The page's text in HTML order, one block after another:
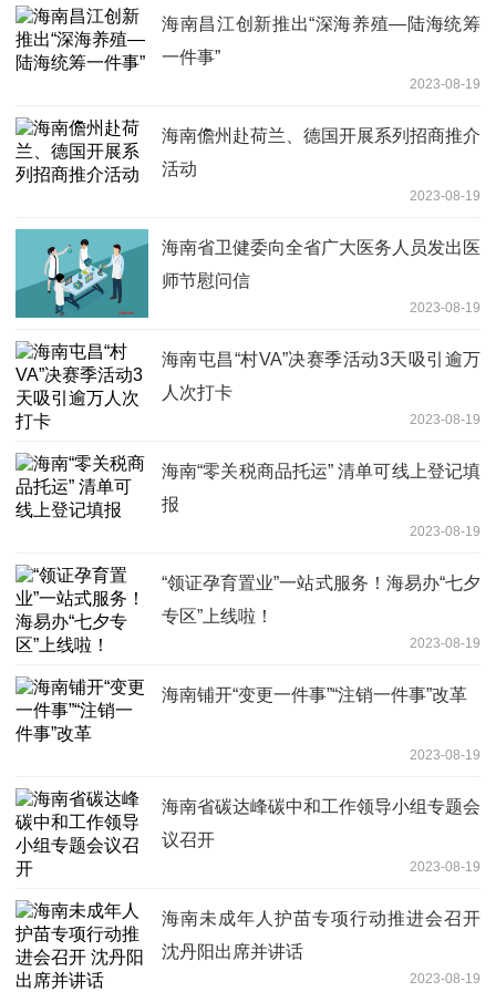
海南昌江创新推出“深海养殖—陆海统筹
一件事”
2023-08-19
海南儋州赴荷兰、德国开展系列招商推介
活动
2023-08-19
海南省卫健委向全省广大医务人员发出医
师节慰问信
2023-08-19
海南屯昌“村VA”决赛季活动3天吸引逾万
人次打卡
2023-08-19
海南“零关税商品托运” 清单可线上登记填
报
2023-08-19
“领证孕育置业”一站式服务！海易办“七夕
专区”上线啦！
2023-08-19
海南铺开“变更一件事”“注销一件事”改革
2023-08-19
海南省碳达峰碳中和工作领导小组专题会
议召开
2023-08-19
海南未成年人护苗专项行动推进会召开
沈丹阳出席并讲话
2023-08-19